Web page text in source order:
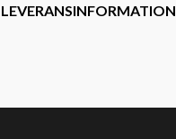
LEVERANSINFORMATION